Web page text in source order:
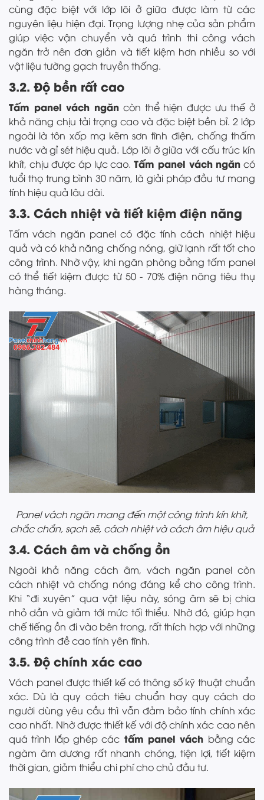
cùng đặc biệt với lớp lõi ở giữa được làm từ các
nguyên liệu hiện đại. Trọng lượng nhẹ của sản phẩm
giúp việc vận chuyển và quá trình thi công vách
ngăn trở nên đơn giản và tiết kiệm hơn nhiều so với
vật liệu tường gạch truyền thống.
3.2. Độ bền rất cao
Tấm panel vách ngăn còn thể hiện được ưu thế ở
khả năng chịu tải trọng cao và đặc biệt bền bỉ. 2 lớp
ngoài là tôn xốp mạ kẽm sơn tĩnh điện, chống thấm
nước và gỉ sét hiệu quả. Lớp lõi ở giữa với cấu trúc kín
khít, chịu được áp lực cao.Tấm panel vách ngăn có
tuổi thọ trung bình 30 năm, là giải pháp đầu tư mang
tính hiệu quả lâu dài.
3.3. Cách nhiệt và tiết kiệm điện năng
Tấm vách ngăn panel có đặc tính cách nhiệt hiệu
quả và có khả năng chống nóng, giữ lạnh rất tốt cho
công trình. Nhờ vậy, khi ngăn phòng bằng tấm panel
có thể tiết kiệm được từ 50 - 70% điện năng tiêu thụ
hàng tháng.
Panel vách ngăn mang đến một công trình kín khít,
chắc chắn, sạch sẽ, cách nhiệt và cách âm hiệu quả
3.4. Cách âm và chống ồn
Ngoài khả năng cách âm, vách ngăn panel còn
cách nhiệt và chống nóng đáng kể cho công trình.
Khi “đi xuyên” qua vật liệu này, sóng âm sẽ bị chia
nhỏ dần và giảm tới mức tối thiểu. Nhờ đó, giúp hạn
chế tiếng ồn đi vào bên trong, rất thích hợp với những
công trình đề cao tính yên tĩnh.
3.5. Độ chính xác cao
Vách panel được thiết kế có thông số kỹ thuật chuẩn
xác. Dù là quy cách tiêu chuẩn hay quy cách do
người dùng yêu cầu thì vẫn đảm bảo tính chính xác
cao nhất. Nhờ được thiết kế với độ chính xác cao nên
quá trình lắp ghép các tấm panel vách bằng các
ngàm âm dương rất nhanh chóng, tiện lợi, tiết kiệm
thời gian, giảm thiểu chi phí cho chủ đầu tư.